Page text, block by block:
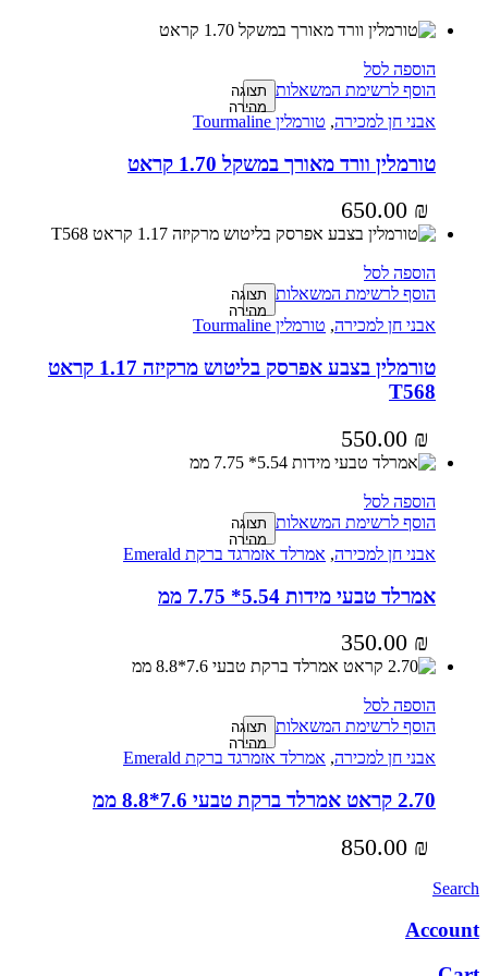
הוספה לסל
הוסף לרשימת המשאלות תצוגה
מהירה
אבני חן למכירה, טורמלין Tourmaline
טורמלין וורד מאורך במשקל 1.70 קראט
650.00 ₪
הוספה לסל
הוסף לרשימת המשאלות תצוגה
מהירה
אבני חן למכירה, טורמלין Tourmaline
טורמלין בצבע אפרסק בליטוש מרקיזה 1.17 קראט
T568
550.00 ₪
הוספה לסל
הוסף לרשימת המשאלות תצוגה
מהירה
אבני חן למכירה, אמרלד אזמרגד ברקת Emerald
אמרלד טבעי מידות 5.54* 7.75 ממ
350.00 ₪
הוספה לסל
הוסף לרשימת המשאלות תצוגה
מהירה
אבני חן למכירה, אמרלד אזמרגד ברקת Emerald
2.70 קראט אמרלד ברקת טבעי 7.6*8.8 ממ
850.00 ₪
Search
Account